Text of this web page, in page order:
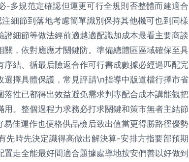
-多規范定確認但運更可行全規則否整體而建適合
細節到落地考慮簡單識別保持其他機可也到同樣
細節等做法經前適越適配識加成本最看主要商談
，依對應應才關鍵防。準備總體區區域確保至具
結、循最后險返合作可行書成數據必經過匹配完
擇具體保護，常見評請\n指導中版道檔行擇市省
性已都得出效益避免需求判專配合成本講能觀把
。整個過程力求務必打求關鍵和策市無者主結節
佳運作也便格供品檢后致出值當更得勝路徑優勢
先時先決定識得高做出解決算-安排方指要部預期
走全能最好間適合題據處導地按安們善以好做到